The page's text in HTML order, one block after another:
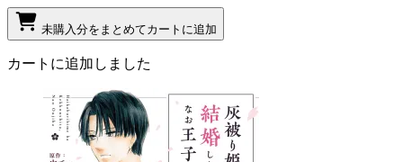
未購入分をまとめてカートに追加
カートに追加しました